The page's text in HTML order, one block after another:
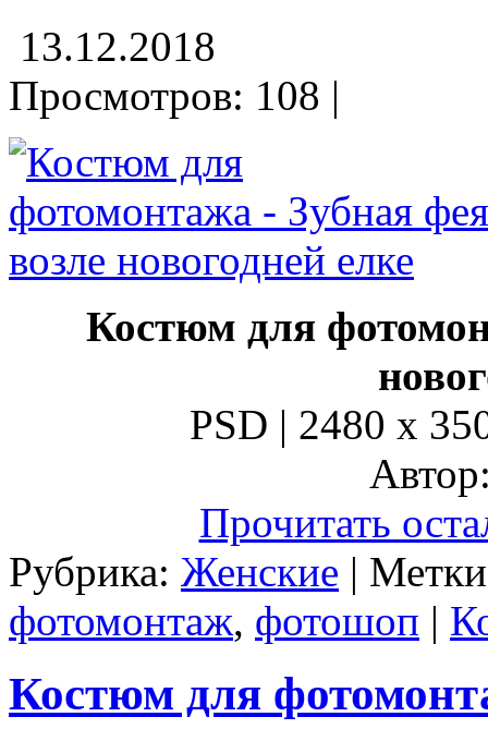
13.12.2018
Просмотров: 108 |
Костюм для
PSD | 2480 x
Прочитать
Рубрика: Женские |
фотомонтаж, фотошоп |
Костюм для